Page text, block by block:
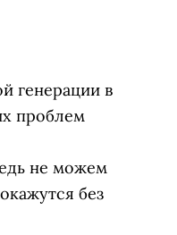
генерации в
проблем
не можем
без